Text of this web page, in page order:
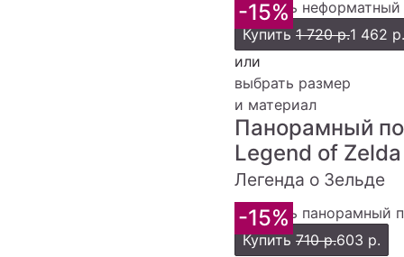
-15%
Купить1 720 р.1 462 р.
или
выбрать размер
и материал
Панорамный
Legend of
Легенда о Зельде
-15%
Купить710 р.603 р.